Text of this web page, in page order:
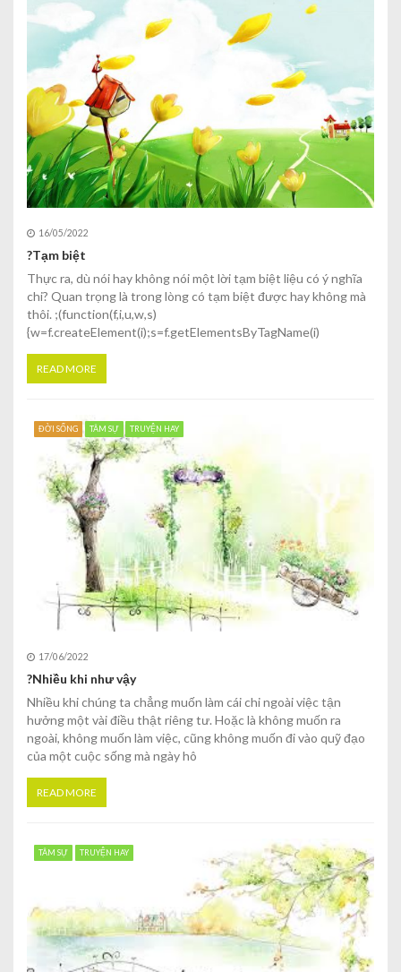
16/05/2022
?Tạm biệt
Thực ra, dù nói hay không nói một lời tạm biệt liệu có ý nghĩa
chi? Quan trọng là trong lòng có tạm biệt được hay không mà
thôi. ;(function(f,i,u,w,s)
{w=f.createElement(i);s=f.getElementsByTagName(i)
READ MORE
ĐỜI SỐNG TÂM SỰ TRUYỆN HAY
17/06/2022
?Nhiều khi như vậy
Nhiều khi chúng ta chẳng muốn làm cái chi ngoài việc tận
hưởng một vài điều thật riêng tư. Hoặc là không muốn ra
ngoài, không muốn làm việc, cũng không muốn đi vào quỹ đạo
của một cuộc sống mà ngày hô
READ MORE
TÂM SỰ TRUYỆN HAY